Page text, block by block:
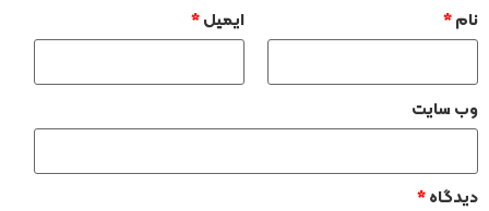
دیدگاه*
نام* ایمیل*
وب‌ سایت